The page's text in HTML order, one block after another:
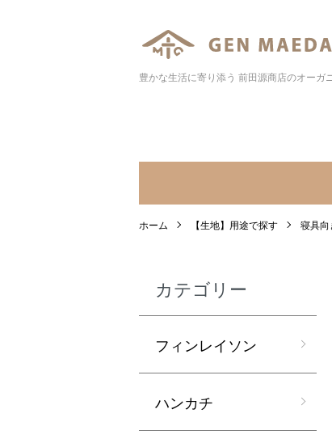
豊かな生活に寄り添う 前田源商店のオーガ
ホーム 【生地】用途で探す 寝具向
カテゴリー
フィンレイソン
ハンカチ